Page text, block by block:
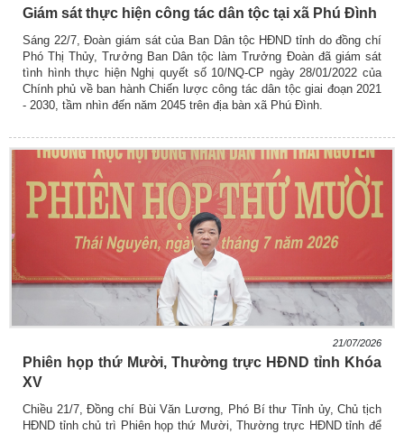
Giám sát thực hiện công tác dân tộc tại xã Phú Đình
Sáng 22/7, Đoàn giám sát của Ban Dân tộc HĐND tỉnh do đồng chí
Phó Thị Thủy, Trưởng Ban Dân tộc làm Trưởng Đoàn đã giám sát
tình hình thực hiện Nghị quyết số 10/NQ-CP ngày 28/01/2022 của
Chính phủ về ban hành Chiến lược công tác dân tộc giai đoạn 2021
- 2030, tầm nhìn đến năm 2045 trên địa bàn xã Phú Đình.
21/07/2026
Phiên họp thứ Mười, Thường trực HĐND tỉnh Khóa
XV
Chiều 21/7, Đồng chí Bùi Văn Lương, Phó Bí thư Tỉnh ủy, Chủ tịch
HĐND tỉnh chủ trì Phiên họp thứ Mười, Thường trực HĐND tỉnh để